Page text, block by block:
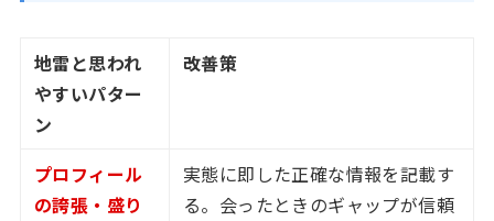
地雷と思われ
やすいパター
ン
改善策
プロフィール
の誇張・盛り
実態に即した正確な情報を記載す
る。会ったときのギャップが信頼